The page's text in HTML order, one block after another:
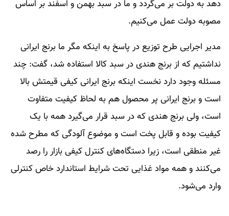
دهد به دولت بر می‌گردد و ما در سبد بهمن و اسفند بر اساس
مصوبه دولت عمل می‌کنیم.
مدیر اجرایی طرح توزیع در پاسخ به اینکه مگر ما برنج ایرانی
نداشتیم که از برنج هندی در سبد کالا استفاده شد، گفت: چند
مسئله وجود دارد نخست اینکه برنج ایرانی کیفی قیمتش بالا
است و برنج ایرانی پر محصول هم به لحاظ کیفیت متفاوت
است، ولی برنج هندی که در سبد قرار می‌گیرد همه با یک
کیفیت بوده و قابل پخت است و موضوع آلودگی که مطرح شده
غیر منطقی است، زیرا دستگاه‌های کنترل کیفی بازار را رصد
می‌کنند و همه مواد غذایی تحت شرایط استاندارد خاص کنترلی
وارد می‌شود.